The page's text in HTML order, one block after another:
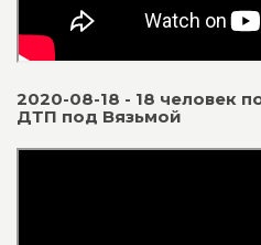
2020-08-18 - 18 человек
ДТП под Вязьмой